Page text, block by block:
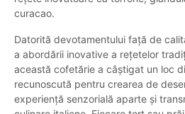
curacao.
Datorită devotamentului față de
a abordării inovative a rețetelor
această cofetărie a câștigat un loc
recunoscută pentru crearea de
experiență senzorială aparte și